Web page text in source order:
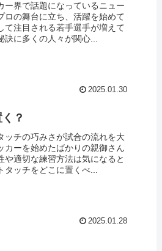
ー界で話題になっているニュー
ロの舞台に立ち、活躍を始めて
て注目される若手選手が増えて
訣に多くの人々が関心...
2025.01.30
？
ッチの巧みさが試合の流れを大
カーを始めたばかりの親御さん
適切な練習方法は気になると
ッチをどこに置くべ...
2025.01.28